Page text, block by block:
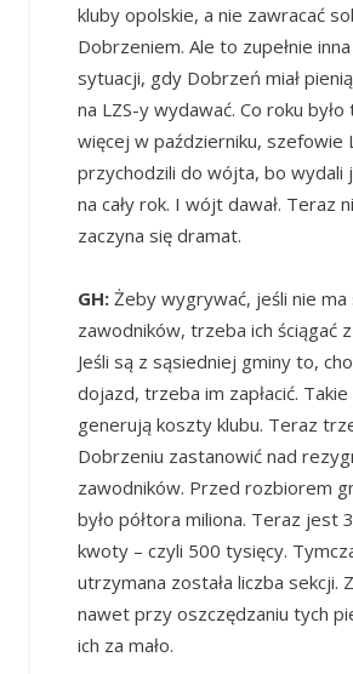
kluby opolskie, a nie zawracać
Dobrzeniem. Ale to zupełnie
sytuacji, gdy Dobrzeń miał
na LZS-y wydawać. Co roku było
więcej w październiku, szefowie
przychodzili do wójta, bo wydali
na cały rok. I wójt dawał. Teraz
zaczyna się dramat.
GH:Żeby wygrywać, jeśli nie ma
zawodników, trzeba ich ściągać
Jeśli są z sąsiedniej gminy to,
dojazd, trzeba im zapłacić.
generują koszty klubu. Teraz
Dobrzeniu zastanowić nad
zawodników. Przed rozbiorem
było półtora miliona. Teraz jest
kwoty – czyli 500 tysięcy.
utrzymana została liczba sekcji.
nawet przy oszczędzaniu tych
ich za mało.